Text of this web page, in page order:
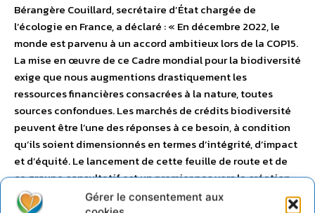
Gérer le consentement aux
Bérangère Couillard, secrétaire d’État chargée de
l’écologie en France, a déclaré : « En décembre 2022, le
monde est parvenu à un accord ambitieux lors de la COP15.
La mise en œuvre de ce Cadre mondial pour la biodiversité
exige que nous augmentions drastiquement les
ressources financières consacrées à la nature, toutes
sources confondues. Les marchés de crédits biodiversité
peuvent être l’une des réponses à ce besoin, à condition
qu’ils soient dimensionnés en termes d’intégrité, d’impact
et d’équité. Le lancement de cette feuille de route et de
ce groupe consultatif est un premier pas vers la création
de tels marchés. »